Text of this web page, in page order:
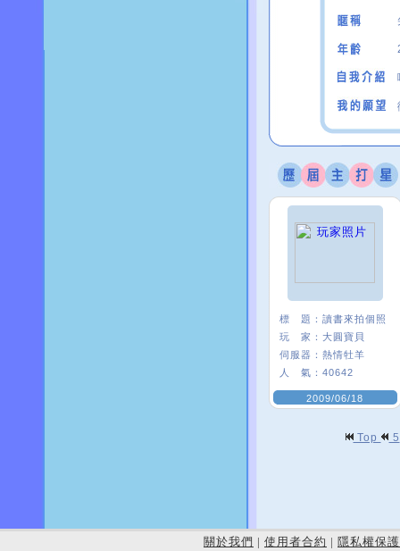
標 題： 讀書來拍個照
玩 家： 大圓寶貝
伺服器： 熱情牡羊
人 氣： 40642
2009/06/18
Top 5
關於我們 | 使用者合約 | 隱私權保護